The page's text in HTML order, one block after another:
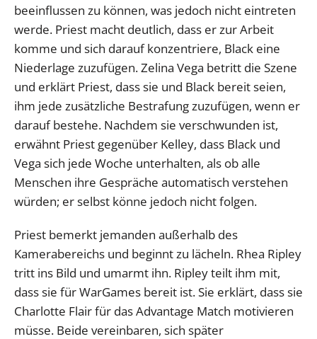
beeinflussen zu können, was jedoch nicht eintreten
werde. Priest macht deutlich, dass er zur Arbeit
komme und sich darauf konzentriere, Black eine
Niederlage zuzufügen. Zelina Vega betritt die Szene
und erklärt Priest, dass sie und Black bereit seien,
ihm jede zusätzliche Bestrafung zuzufügen, wenn er
darauf bestehe. Nachdem sie verschwunden ist,
erwähnt Priest gegenüber Kelley, dass Black und
Vega sich jede Woche unterhalten, als ob alle
Menschen ihre Gespräche automatisch verstehen
würden; er selbst könne jedoch nicht folgen.
Priest bemerkt jemanden außerhalb des
Kamerabereichs und beginnt zu lächeln. Rhea Ripley
tritt ins Bild und umarmt ihn. Ripley teilt ihm mit,
dass sie für WarGames bereit ist. Sie erklärt, dass sie
Charlotte Flair für das Advantage Match motivieren
müsse. Beide vereinbaren, sich später